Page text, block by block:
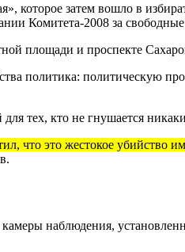
которое затем вошло в
Комитета-2008 за
площади и проспекте
политика: политическую
тех, кто не гнушается
что это жестокое убийство
наблюдения,